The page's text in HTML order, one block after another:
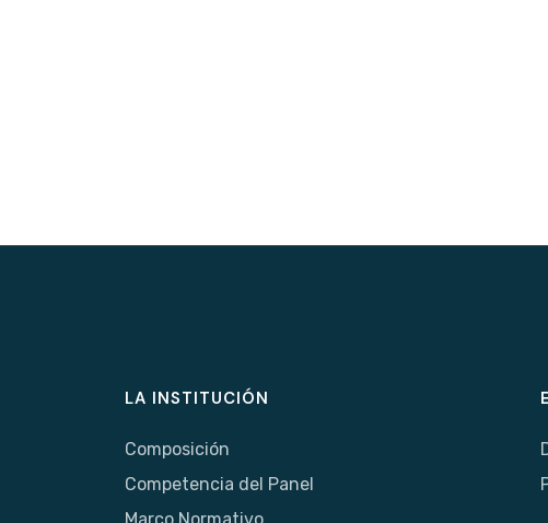
LA INSTITUCIÓN
Composición
Competencia del Panel
Marco Normativo